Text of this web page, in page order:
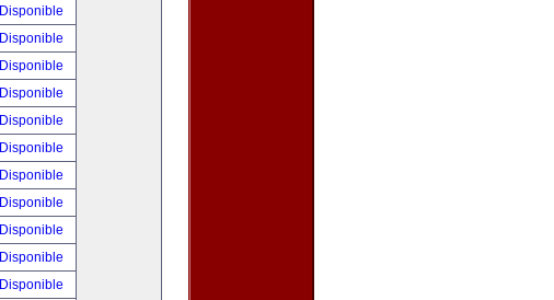
Disponible
Disponible
Disponible
Disponible
Disponible
Disponible
Disponible
Disponible
Disponible
Disponible
Disponible